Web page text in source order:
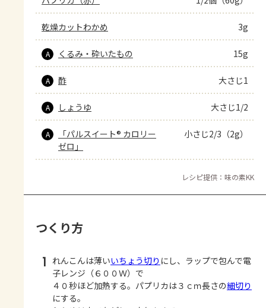
乾燥カットわかめ 3g
A くるみ・砕いたもの 15g
A 酢 大さじ1
A しょうゆ 大さじ1/2
A
「パルスイート® カロリー
ゼロ」
小さじ2/3（2g）
レシピ提供：味の素KK
つくり方
1 れんこんは薄いいちょう切り にし、ラップで包んで電
子レンジ（６００Ｗ）で
４０秒ほど加熱する。パプリカは３ｃｍ長さの細切り
にする。